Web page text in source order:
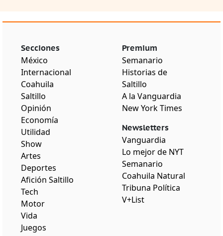
Secciones
México
Internacional
Coahuila
Saltillo
Opinión
Economía
Utilidad
Show
Artes
Deportes
Afición Saltillo
Tech
Motor
Vida
Juegos
Premium
Semanario
Historias de
Saltillo
A la Vanguardia
New York Times
Newsletters
Vanguardia
Lo mejor de NYT
Semanario
Coahuila Natural
Tribuna Política
V+List